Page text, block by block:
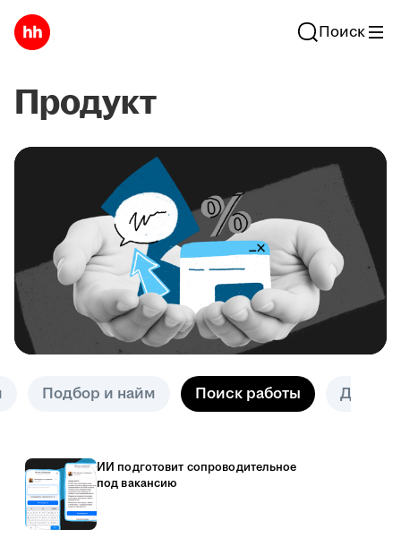
Поиск
Продукт
Подбор и найм Поиск работы Другое
ИИ подготовит сопроводительное
под вакансию